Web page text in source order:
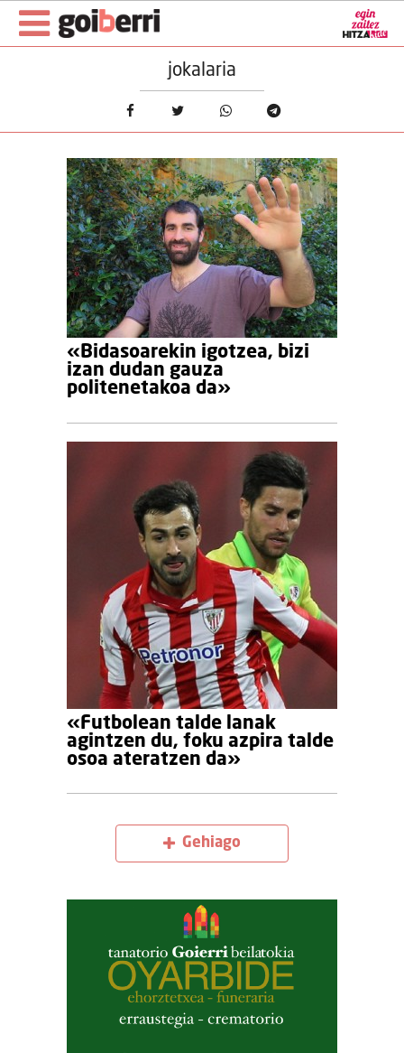
jokalaria
«Bidasoarekin igotzea, bizi
izan dudan gauza
politenetakoa da»
«Futbolean talde lanak
agintzen du, foku azpira talde
osoa ateratzen da»
Gehiago